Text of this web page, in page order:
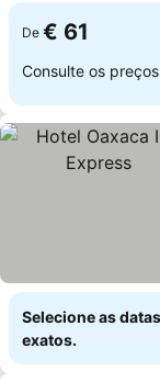
De € 61
Consulte os
Selecione as
exatos.